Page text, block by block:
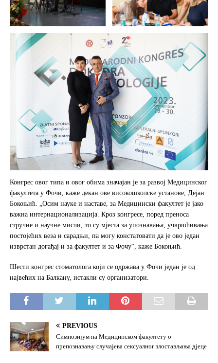
Конгрес овог типа и овог обима значајан је за развој Медицинског
факултета у Фочи, каже декан ове високошколске установе, Дејан
Бокоњић. „Осим науке и наставе, за Медицински факултет је јако
важна интернационализација. Кроз конгресе, поред преноса
стручне и научне мисли, то су мјеста за упознавања, учвршћивања
постојећих веза и сарадњи, па могу констатовати да је ово један
изврстан догађај и за факултет и за Фочу“, каже Бокоњић.
Шести конгрес стоматолога који се одржава у Фочи један је од
највећих на Балкану, истакли су организатори.
PREVIOUS
Симпозијум на Медицинском факултету о
препознавању случајева сексуалног злостављања дјеце